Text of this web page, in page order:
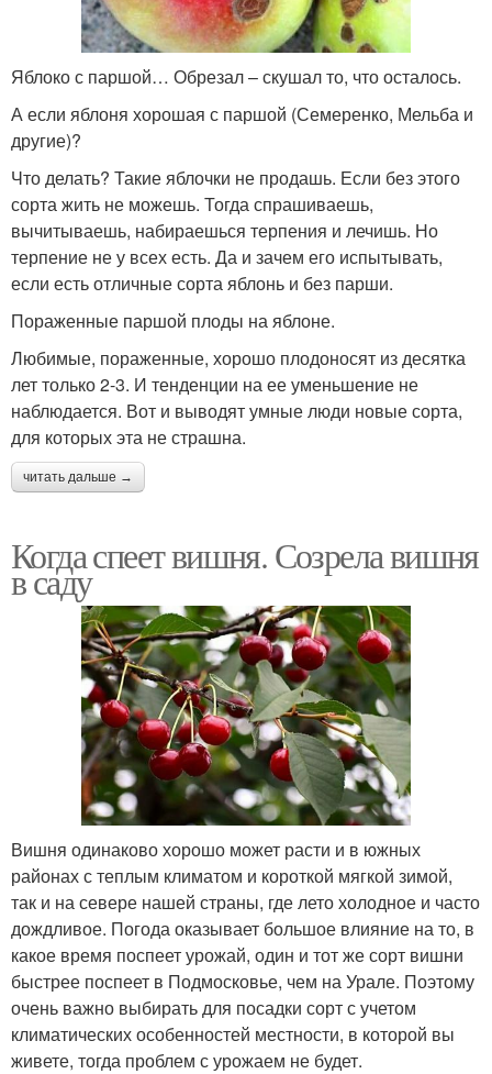
Яблоко с паршой… Обрезал – скушал то, что осталось.
А если яблоня хорошая с паршой (Семеренко, Мельба и
другие)?
Что делать? Такие яблочки не продашь. Если без этого
сорта жить не можешь. Тогда спрашиваешь,
вычитываешь, набираешься терпения и лечишь. Но
терпение не у всех есть. Да и зачем его испытывать,
если есть отличные сорта яблонь и без парши.
Пораженные паршой плоды на яблоне.
Любимые, пораженные, хорошо плодоносят из десятка
лет только 2-3. И тенденции на ее уменьшение не
наблюдается. Вот и выводят умные люди новые сорта,
для которых эта не страшна.
читать дальше →
Когда спеет вишня. Созрела вишня
в саду
Вишня одинаково хорошо может расти и в южных
районах с теплым климатом и короткой мягкой зимой,
так и на севере нашей страны, где лето холодное и часто
дождливое. Погода оказывает большое влияние на то, в
какое время поспеет урожай, один и тот же сорт вишни
быстрее поспеет в Подмосковье, чем на Урале. Поэтому
очень важно выбирать для посадки сорт с учетом
климатических особенностей местности, в которой вы
живете, тогда проблем с урожаем не будет.